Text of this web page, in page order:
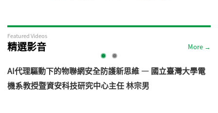
Featured Videos
精選影音 More →
AI代理驅動下的物聯網安全防護新思維 — 國立臺灣大學電
機系教授暨資安科技研究中心主任 林宗男